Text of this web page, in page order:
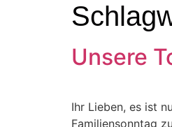
Unsere
Ihr Lieben, es ist
Familiensonntag